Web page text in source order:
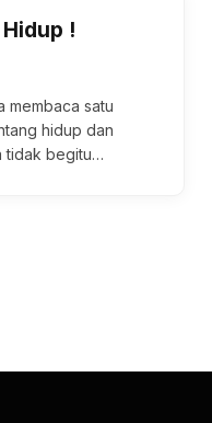
!
membaca satu
hidup dan
tidak begitu…